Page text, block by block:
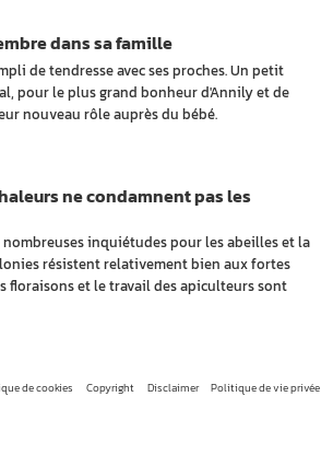
de tendresse avec ses proches. Un petit
pour le plus grand bonheur d'Annily et de
nouveau rôle auprès du bébé.
dans sa famille
inquiétudes pour les abeilles et la
résistent relativement bien aux fortes
floraisons et le travail des apiculteurs sont
ne condamnent pas les
Copyright Disclaimer Politique de vie privée
de cookies